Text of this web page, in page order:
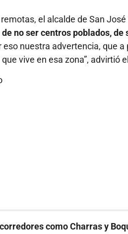
el alcalde de San José
no ser centros poblados, de
nuestra advertencia, que a
vive en esa zona”, advirtió
como Charras y